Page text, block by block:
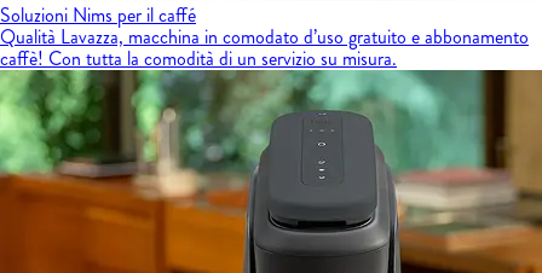
Soluzioni Nims per il caffé
Qualità Lavazza, macchina in comodato d’uso gratuito e abbonamento
caffè! Con tutta la comodità di un servizio su misura.